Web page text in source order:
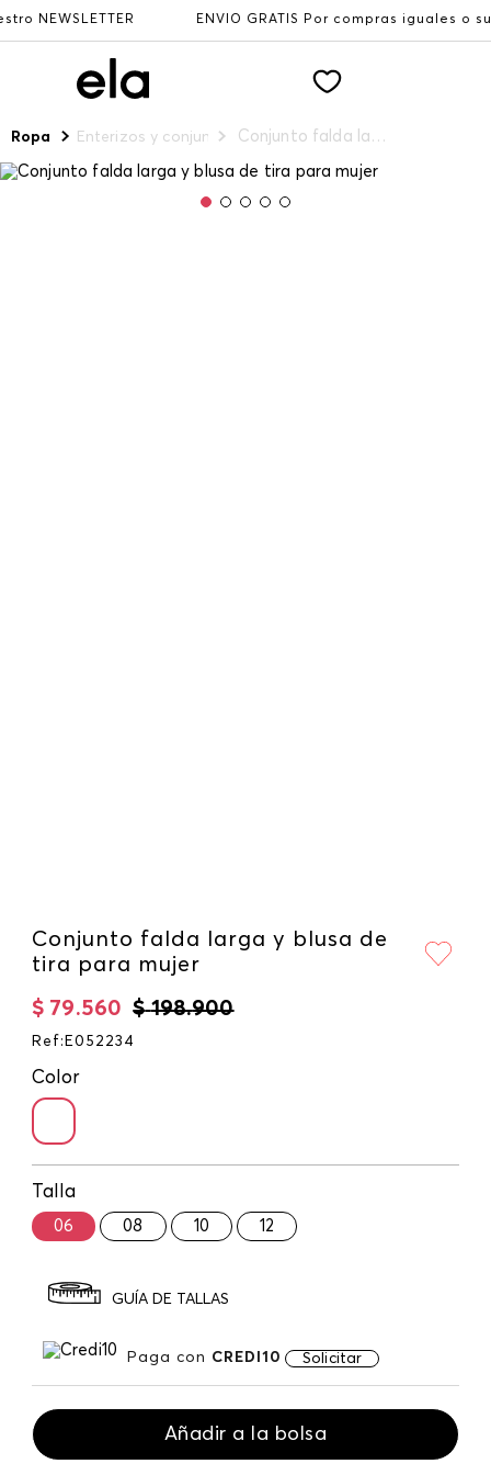
ENVÍO GRATIS Por compras iguales o
Ropa Enterizos y conjuntos Conjunto falda larga y blusa de tira para mujer
Conjunto falda larga y blusa de
tira para mujer
$ 198.900
$ 79.560
Ref : E052234
Color
Talla
06 08 10 12
GUÍA DE TALLAS
Paga con CREDI10 Solicitar
Añadir a la bolsa